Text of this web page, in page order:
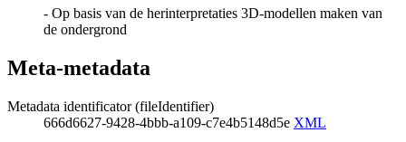
- Op basis van de herinterpretaties 3D-modellen maken van
de ondergrond
Meta-metadata
Metadata identificator (fileIdentifier)
666d6627-9428-4bbb-a109-c7e4b5148d5e XML